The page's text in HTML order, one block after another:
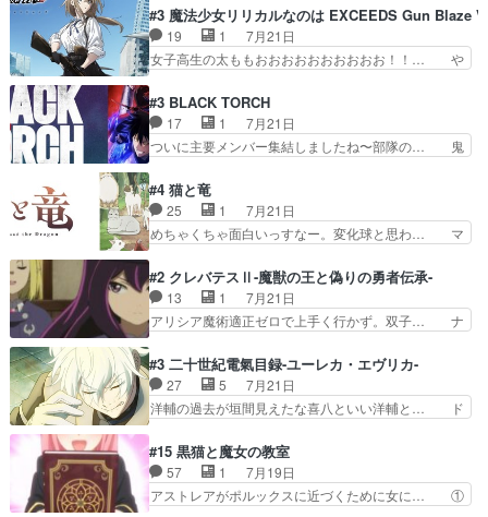
をちびっ子にしたあの玉、も… 半裸の警官の方が
怖い。ライバルキャラかわ… 霊媒師が人の肩に霊
を乗せるな笑なんてモノ…
ミ、最後のその顔は怖いよ...。てかタ… もはや人
間なのかも怪しい戦闘シーンがない… 今話第LO
／原画で参加させていただきまし… 皆大好き、ロ
リの全裸だーーーーーーッッッ… シーナとミミが
芽吹く百合の花。ミミ(c… ルームメイト1ヶ月経
ってシーナがミミの人… もう後戻りできないぞ」
してくるとは思わん…
#3 魔法少女リリカルなのは EXCEEDS Gun Blaze
19 1
7月21日
女子高生の太ももおおおおおおおおおお！！… や
瀬シイナと夜海トワ』今回はフォロワー… なのは
と出逢い炎の魔人の能力を人類の為に… ・シイ
ナ、トワと出会う親近感を感じる2人… 篠宮マナ
が登場したけど公式サイトに20歳… リリカルな
ちゃ食うやん魔人狩りチーム強… 人類滅亡寸前ま
で追い詰められていたのに、… 第３話をU-NEXT
で視聴しました。視聴…
#3 BLACK TORCH
17 1
7月21日
ついに主要メンバー集結しましたね〜部隊の… 鬼
描いたようなチョロインだったな。下半… 前回か
ら引き続いてじいさんとの決別の冒頭… あっちは
呪霊でこっちは物怪。忍者っぽいア… 護衛対象と
なる弐郎を連れて隠密局へ、彼の… →現状展開が
た弐郎は鬼子母神一華の護衛… 護衛はお尻一華、
ここは定番やっぱ物の怪の… ①敵は会話してる最
中の同乗者を物音一つ発…
#4 猫と竜
25 1
7月21日
めちゃくちゃ面白いっすなー。変化球と思わ… マ
代もの猫たちの誕生と成長を見守る猫竜… 前回猫
たちで熊退治をしていた中の一匹の猫… と思って
みにいったらクロバネのCV.速水… 「おじちゃん
は身内に甘い」で、いきなり笑… ガチで素晴らし
た子猫たちのその後が描か… 王子の旅の始まりは
確かにそうでしたよね！… リゼロ見終わっちゃっ
てほのぼの系がいいか…
#2 クレバテスⅡ-魔獣の王と偽りの勇者伝承-
13 1
7月21日
アリシア魔術適正ゼロで上手く行かず。双子… ナ
紹介の時台に乗ってるサラサ可愛いw学… ナイ
エ・シフォンリッツの出番が多くて嬉し… 石田で
こいつワルだな。なぜ大猿に変身した… 2冊目の
トアの書は学長の手に1話冒頭と合… アリシアと
たのにロリ化されて学生にされ… これはいい黒沢
ともよ。笑いのセンスも合う… ナイエのリアクシ
ョンが面白い。ローメイン…
#3 二十世紀電氣目録-ユーレカ・エヴリカ-
27 5
7月21日
洋輔の過去が垣間見えたな喜八といい洋輔と… ド
が目録に固執する理由もほぼ明らかとな… これ京
アニだったのかそのわりにはそこまで… 清六兄ち
ゃんと喜八、清六と洋輔それぞれの… 化学的作用
に依りて継続して…電池と称すっ… 洋輔、清六の
#15 黒猫と魔女の教室
57 1
7月19日
アストレアがポルックスに近づくために女に… ①